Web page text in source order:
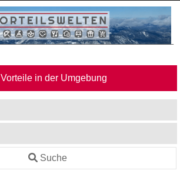
Vorteile in der Umgebung
Suche